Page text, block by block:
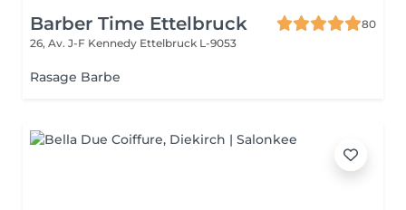
Barber Time Ettelbruck
80
26, Av. J-F Kennedy Ettelbruck L-9053
Rasage Barbe